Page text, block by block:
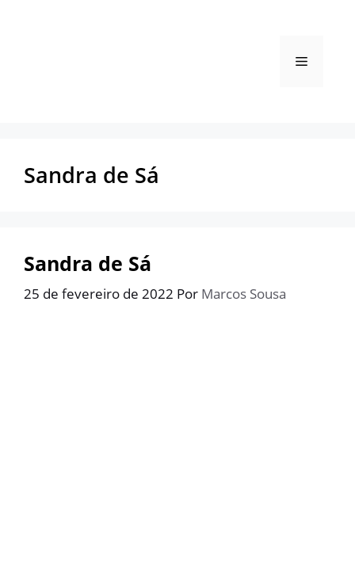
Menu
Sandra de Sá
Sandra de Sá
25 de fevereiro de 2022 Por Marcos Sousa